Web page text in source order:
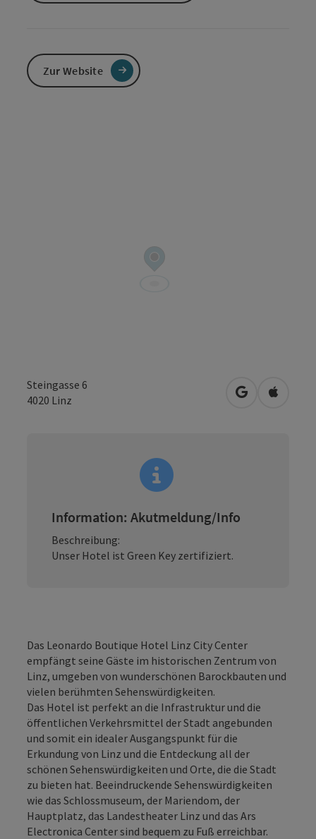
Steingasse 6
4020 Linz in Google
in
Information: Akutmeldung/Info
Beschreibung:
Unser Hotel ist Green Key zertifiziert.
Das Leonardo Boutique Hotel Linz City Center
empfängt seine Gäste im historischen Zentrum von
Linz, umgeben von wunderschönen Barockbauten und
vielen berühmten Sehenswürdigkeiten.
Das Hotel ist perfekt an die Infrastruktur und die
öffentlichen Verkehrsmittel der Stadt angebunden
und somit ein idealer Ausgangspunkt für die
Erkundung von Linz und die Entdeckung all der
schönen Sehenswürdigkeiten und Orte, die die Stadt
zu bieten hat. Beeindruckende Sehenswürdigkeiten
wie das Schlossmuseum, der Mariendom, der
Hauptplatz, das Landestheater Linz und das Ars
Electronica Center sind bequem zu Fuß erreichbar.
Zur Website